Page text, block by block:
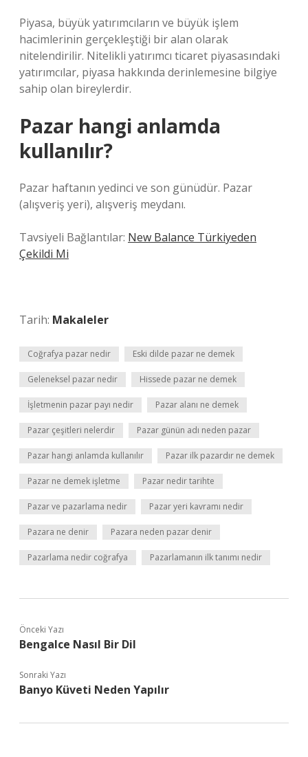
Piyasa, büyük yatırımcıların ve büyük işlem
hacimlerinin gerçekleştiği bir alan olarak
nitelendirilir. Nitelikli yatırımcı ticaret piyasasındaki
yatırımcılar, piyasa hakkında derinlemesine bilgiye
sahip olan bireylerdir.
Pazar hangi anlamda
kullanılır?
Pazar haftanın yedinci ve son günüdür. Pazar
(alışveriş yeri), alışveriş meydanı.
Tavsiyeli Bağlantılar: New Balance Türkiyeden
Çekildi Mi
Tarih: Makaleler
Coğrafya pazar nedir Eski dilde pazar ne demek
Geleneksel pazar nedir Hissede pazar ne demek
İşletmenin pazar payı nedir Pazar alanı ne demek
Pazar çeşitleri nelerdir Pazar günün adı neden pazar
Pazar hangi anlamda kullanılır Pazar ilk pazardır ne demek
Pazar ne demek işletme Pazar nedir tarihte
Pazar ve pazarlama nedir Pazar yeri kavramı nedir
Pazara ne denir Pazara neden pazar denir
Pazarlama nedir coğrafya Pazarlamanın ilk tanımı nedir
Önceki Yazı
Bengalce Nasıl Bir Dil
Sonraki Yazı
Banyo Küveti Neden Yapılır